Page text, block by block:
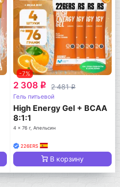
-7%
2 308 q 2 481q
Гель питьевой
High Energy Gel + BCAA
8:1:1
4 x 76 г, Апельсин
226ERS
В корзину